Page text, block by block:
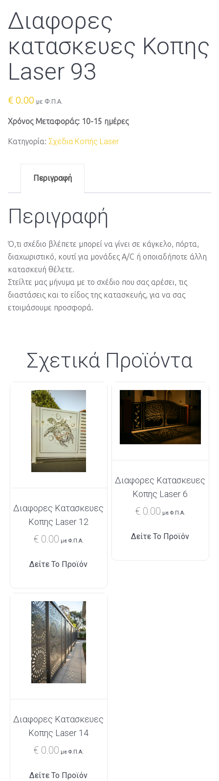
Διαφορες
κατασκευες Κοπης
Laser 93
€ 0.00 με Φ.Π.Α.
Χρόνος Μεταφοράς: 10-15 ημέρες
Κατηγορία: Σχέδια Κοπής Laser
Περιγραφή
Περιγραφή
Ό,τι σχέδιο βλέπετε μπορεί να γίνει σε κάγκελο, πόρτα,
διαχωριστικό, κουτί για μονάδες A/C ή οποιαδήποτε άλλη
κατασκευή θέλετε.
Στείλτε μας μήνυμα με το σχέδιο που σας αρέσει, τις
διαστάσεις και το είδος της κατασκευής, για να σας
ετοιμάσουμε προσφορά.
Σχετικά Προϊόντα
Διαφορες Κατασκευες
Κοπης Laser 12
€0.00 με Φ.Π.Α.
Δείτε Το Προϊόν
Διαφορες Κατασκευες
Κοπης Laser 6
€0.00 με Φ.Π.Α.
Δείτε Το Προϊόν
Διαφορες Κατασκευες
Κοπης Laser 14
€0.00 με Φ.Π.Α.
Δείτε Το Προϊόν